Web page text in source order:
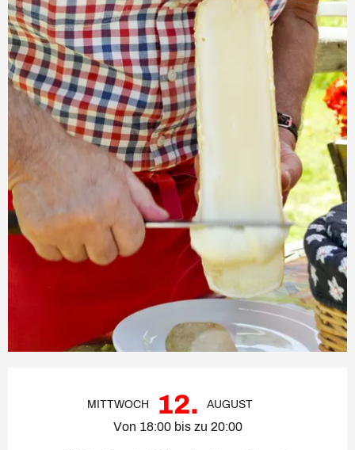
MITTWOCH 12. AUGUST
Von 18:00 bis zu 20:00